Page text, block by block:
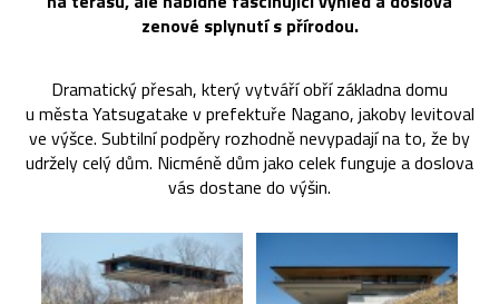
zenové splynutí s přírodou.
Dramatický přesah, který vytváří obří základna domu
u města Yatsugatake v prefektuře Nagano, jakoby levitoval
ve výšce. Subtilní podpěry rozhodně nevypadají na to, že by
udržely celý dům. Nicméně dům jako celek funguje a doslova
vás dostane do výšin.